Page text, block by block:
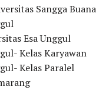
Sangga Buana
Esa Unggul
Kelas Karyawan
Kelas Paralel